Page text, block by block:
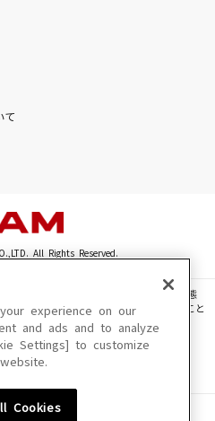
て
All Rights Reserved.
画像・写真・動画・音声等を、手段や形態
無断で複製、転載、ファイル化などすること
いただけない場合があります。
変更になる場合があります。
experience on our
and ads and to analyze
Settings] to customize
Cookies